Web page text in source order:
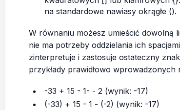
na standardowe nawiasy okrągłe ().
W równaniu możesz umieścić dowolną
nie ma potrzeby oddzielania ich
zinterpretuje i zastosuje ostateczny
przykłady prawidłowo wprowadzonych
-33 + 15 - 1- - 2 (wynik: -17)
(-33) + 15 - 1 - (-2) (wynik: -17)